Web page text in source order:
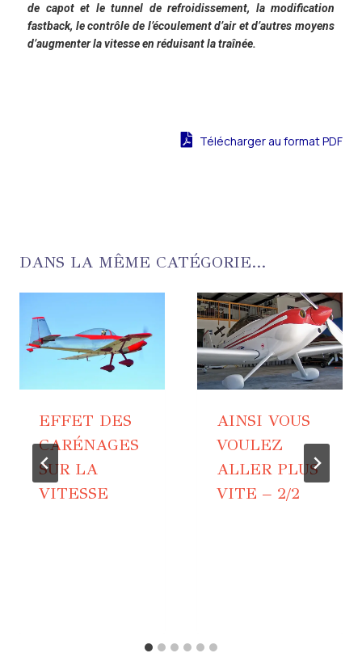
de capot et le tunnel de refroidissement, la modification
fastback, le contrôle de l’écoulement d’air et d’autres moyens
d’augmenter la vitesse en réduisant la traînée.
Télécharger au format PDF
DANS LA MÊME CATÉGORIE...
EFFET DES
CARÉNAGES
SUR LA
VITESSE
AINSI VOUS
VOULEZ
ALLER PLUS
VITE – 2/2